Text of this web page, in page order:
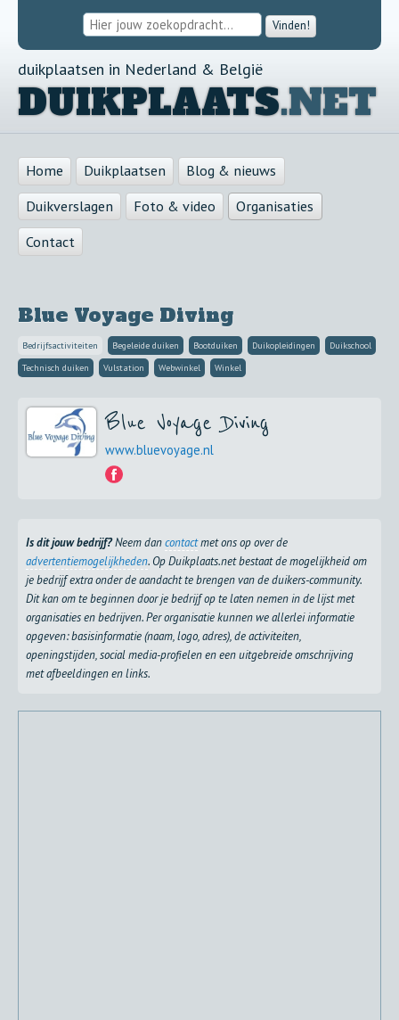
Vinden!
duikplaatsen in Nederland & België
DUIKPLAATS.NET
Home Duikplaatsen
Blog & nieuws
Duikverslagen
Foto & video
Organisaties
Contact
Blue Voyage Diving
Bedrijfsactiviteiten Begeleide duiken Bootduiken Duikopleidingen
Duikschool
Technisch duiken
Vulstation Webwinkel Winkel
Blue Voyage Diving
www.bluevoyage.nl
Is dit jouw bedrijf?Neem dancontactmet ons op over de
advertentiemogelijkheden. Op Duikplaats.net bestaat de mogelijkheid om
je bedrijf extra onder de aandacht te brengen van de duikers-community.
Dit kan om te beginnen door je bedrijf op te laten nemen in de lijst met
organisaties en bedrijven. Per organisatie kunnen we allerlei informatie
opgeven: basisinformatie (naam, logo, adres), de activiteiten,
openingstijden, social media-profielen en een uitgebreide omschrijving
met afbeeldingen en links.